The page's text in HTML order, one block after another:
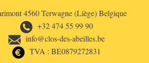
4560 Terwagne (Liège) Belgique
+32 474 55 99 90
info@clos-des-abeilles.be
TVA : BE0879272831